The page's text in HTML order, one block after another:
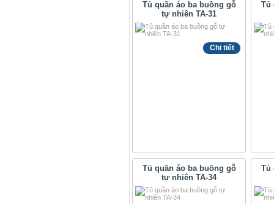
Tủ quần áo ba buồng gỗ
tự nhiên TA-31
Chi tiết
Tủ
Tủ quần áo ba buồng gỗ
tự nhiên TA-34
Tủ